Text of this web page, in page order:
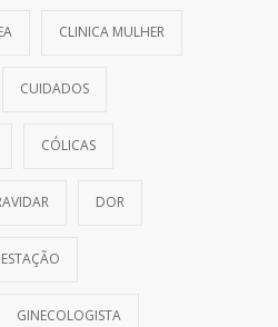
CLINICA MULHER
CUIDADOS
CÓLICAS
DOR
GINECOLOGISTA